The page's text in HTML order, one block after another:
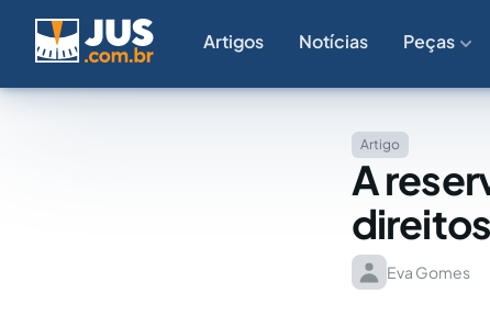
Artigos Notícias Peças
Artigo
A
Eva Gomes